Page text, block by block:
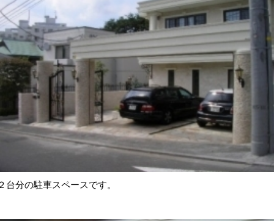
台分の駐車スペースです。